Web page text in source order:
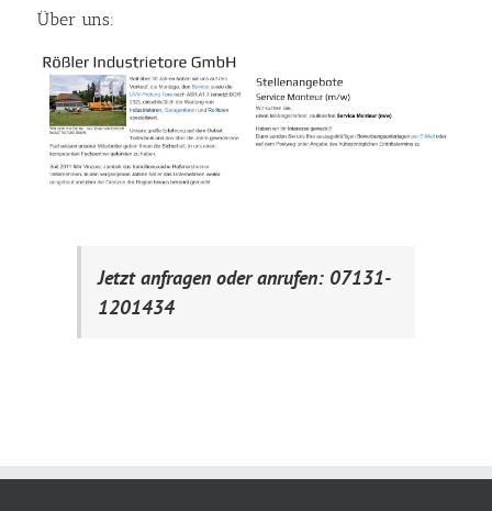
Über uns:
Jetzt anfragen oder anrufen: 07131-
1201434